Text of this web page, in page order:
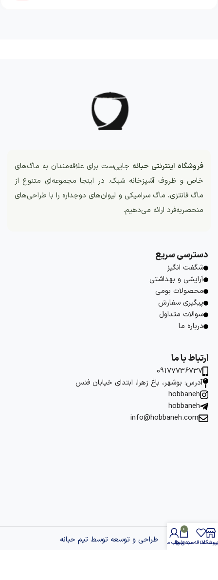
فروشگاه اینترنتی حبانه جایی‌ست برای علاقه‌مندان به ماگ‌های
خاص و ظروف آشپزخانه شیک. در اینجا مجموعه‌ای متنوع از
ماگ فانتزی، ماگ سرامیکی و لیوان‌های دوجداره را با طراحی‌های
منحصربه‌فرد ارائه می‌دهیم.
دسترسی سریع
شگفت انگیز
آرایشی و بهداشتی
محصولات بومی
پیگیری سفارش
سوالات متداول
درباره ما
ارتباط با ما
09177736737
آدرس: بوشهر، باغ زهرا، ابتدای خیابان فنس
hobbaneh
hobbaneh
info@hobbaneh.com
طراحی و توسعه توسط تیم حبانه علاقه مندی ها
0
سبد خرید
حساب من